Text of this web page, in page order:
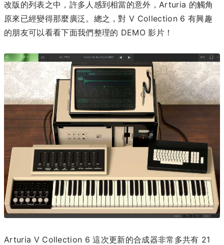
改版的列表之中，許多人感到相當的意外，Arturia 的觸角
原來已經變得那麼廣泛。總之，對 V Collection 6 有興趣
的朋友可以看看下面我們整理的 DEMO 影片！
Arturia V Collection 6 這次更新的合成器非常多共有 21